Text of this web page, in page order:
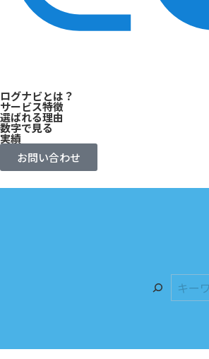
ログナビとは？
サービス特徴
選ばれる理由
数字で見る
実績
お問い合わせ